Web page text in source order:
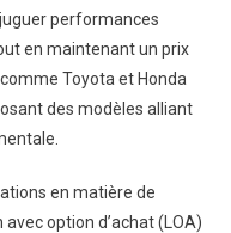
performances
en maintenant un prix
Toyota et Honda
des modèles alliant
en matière de
avec option d’achat (LOA)